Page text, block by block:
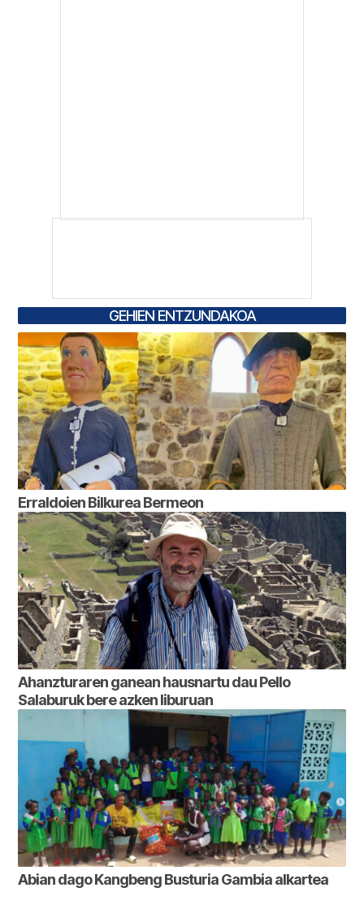
GEHIEN ENTZUNDAKOA
Erraldoien Bilkurea Bermeon
Ahanzturaren ganean hausnartu dau Pello
Salaburuk bere azken liburuan
Abian dago Kangbeng Busturia Gambia alkartea